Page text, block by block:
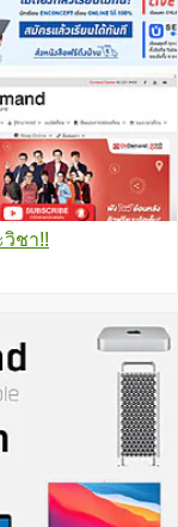
ชา!!